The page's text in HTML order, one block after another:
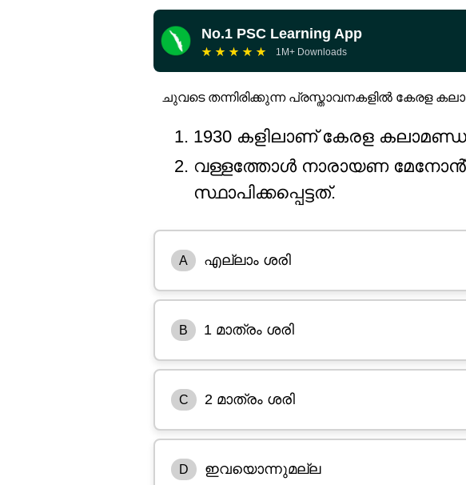
No.1 PSC Learning App
★ ★ ★ ★ ★ 1M+ Downloads
ചുവടെ തന്നിരിക്കുന്ന പ്രസ്താവനകളിൽ കേരള
1930 കളിലാണ് കേരള
വള്ളത്തോൾ നാരായണ
സ്ഥാപിക്കപ്പെട്ടത്.
A എല്ലാം ശരി
B 1 മാത്രം ശരി
C 2 മാത്രം ശരി
D ഇവയൊന്നുമല്ല